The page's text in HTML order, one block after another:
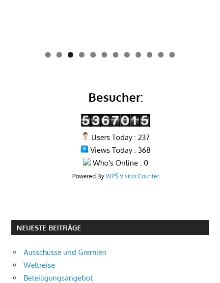
0 1 2
Besucher:
Users Today : 237
Views Today : 368
Who's Online : 0
Powered By WPS Visitor Counter
NEUESTE BEITRÄGE
Ausschüsse und Gremien
Weltreise
Beteiligungsangebot